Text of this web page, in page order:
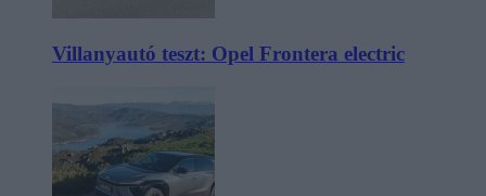
Villanyautó teszt: Opel Frontera electric